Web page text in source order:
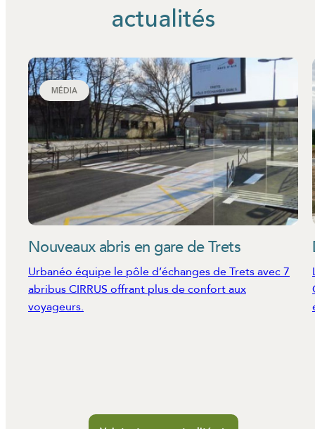
actualités
MÉDIA
Nouveaux abris en gare de Trets
Urbanéo équipe le pôle d’échanges de Trets avec 7
abribus CIRRUS offrant plus de confort aux
voyageurs.